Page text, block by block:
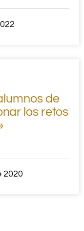
de
los retos
2020